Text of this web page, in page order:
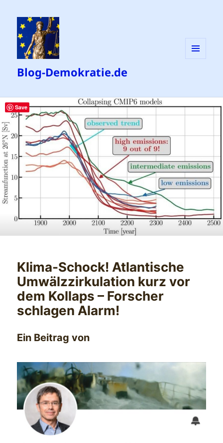
Blog-Demokratie.de
Klima-Schock! Atlantische
Umwälzzirkulation kurz vor
dem Kollaps – Forscher
schlagen Alarm!
Ein Beitrag von
Save